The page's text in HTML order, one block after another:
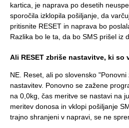
kartica, je naprava po desetih
sporočila izklopila pošiljanje, da
pritisnite RESET in naprava bo
Razlika bo le ta, da bo SMS prišel iz
Ali RESET zbriše nastavitve, ki so
NE. Reset, ali po slovensko
nastavitev. Ponovno se zažene
na 0,0kg, čas meritve se nastavi na
meritev donosa in vklopi pošiljanje
trajno shranjeni v napravi, se ne